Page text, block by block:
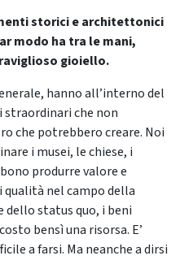
storici e architettonici
modo ha tra le mani,
gioiello.
hanno all’interno del
che non
che potrebbero creare. Noi
i musei, le chiese, i
produrre valore e
qualità nel campo della
dello status quo, i beni
bensì una risorsa. E’
a farsi. Ma neanche a dirsi